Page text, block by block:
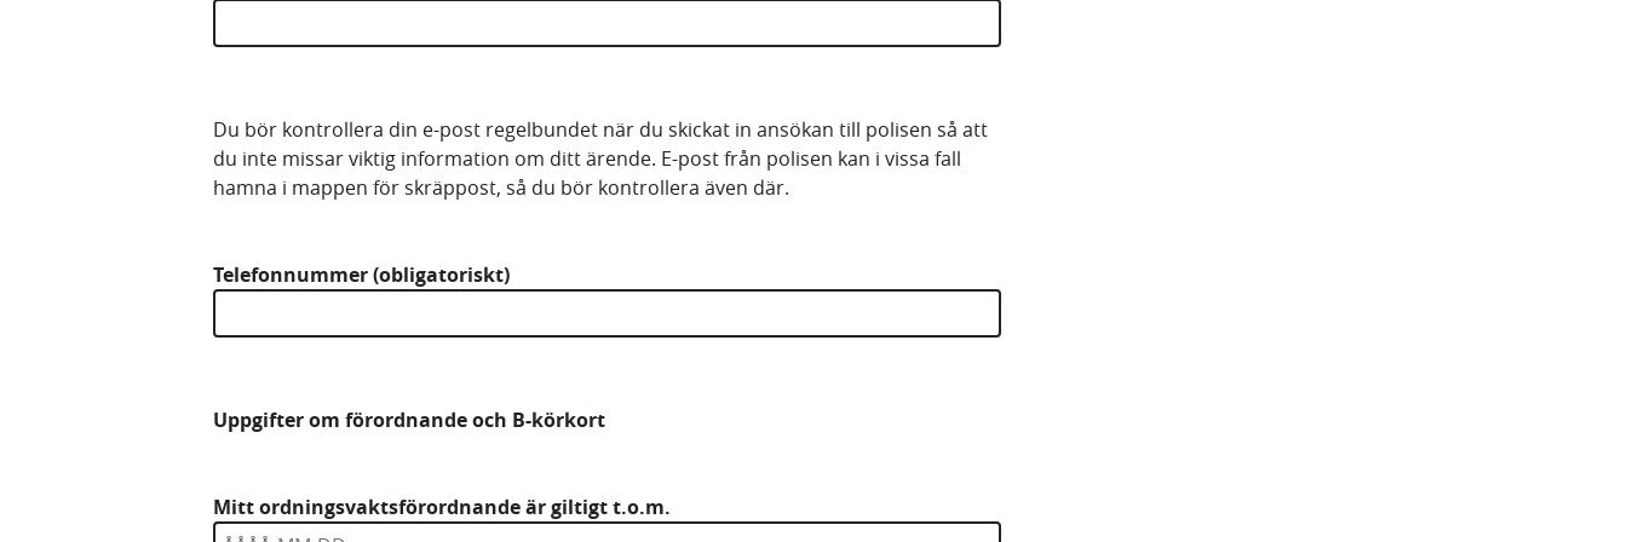
Du bör kontrollera din e-post regelbundet när du skickat in ansökan till polisen så att
du inte missar viktig information om ditt ärende. E-post från polisen kan i vissa fall
hamna i mappen för skräppost, så du bör kontrollera även där.
Telefonnummer (obligatoriskt)
Uppgifter om förordnande och B-körkort
Mitt ordningsvaktsförordnande är giltigt t.o.m.